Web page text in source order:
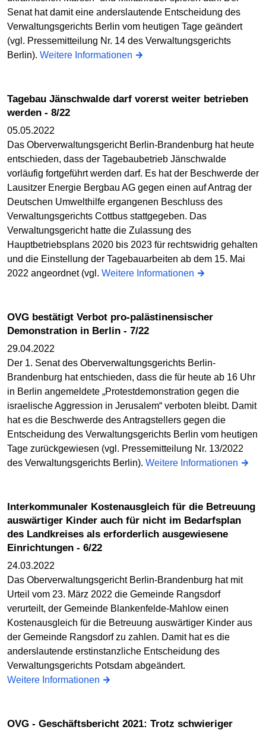
Senat hat damit eine anderslautende Entscheidung des
Verwaltungsgerichts Berlin vom heutigen Tage geändert
(vgl. Pressemitteilung Nr. 14 des Verwaltungsgerichts
Berlin). Weitere Informationen
Tagebau Jänschwalde darf vorerst weiter betrieben
werden - 8/22
05.05.2022
Das Oberverwaltungsgericht Berlin-Brandenburg hat heute
entschieden, dass der Tagebaubetrieb Jänschwalde
vorläufig fortgeführt werden darf. Es hat der Beschwerde der
Lausitzer Energie Bergbau AG gegen einen auf Antrag der
Deutschen Umwelthilfe ergangenen Beschluss des
Verwaltungsgerichts Cottbus stattgegeben. Das
Verwaltungsgericht hatte die Zulassung des
Hauptbetriebsplans 2020 bis 2023 für rechtswidrig gehalten
und die Einstellung der Tagebauarbeiten ab dem 15. Mai
2022 angeordnet (vgl. Weitere Informationen
OVG bestätigt Verbot pro-palästinensischer
Demonstration in Berlin - 7/22
29.04.2022
Der 1. Senat des Oberverwaltungsgerichts Berlin-
Brandenburg hat entschieden, dass die für heute ab 16 Uhr
in Berlin angemeldete „Protestdemonstration gegen die
israelische Aggression in Jerusalem“ verboten bleibt. Damit
hat es die Beschwerde des Antragstellers gegen die
Entscheidung des Verwaltungsgerichts Berlin vom heutigen
Tage zurückgewiesen (vgl. Pressemitteilung Nr. 13/2022
des Verwaltungsgerichts Berlin). Weitere Informationen
Interkommunaler Kostenausgleich für die Betreuung
auswärtiger Kinder auch für nicht im Bedarfsplan
des Landkreises als erforderlich ausgewiesene
Einrichtungen - 6/22
24.03.2022
Das Oberverwaltungsgericht Berlin-Brandenburg hat mit
Urteil vom 23. März 2022 die Gemeinde Rangsdorf
verurteilt, der Gemeinde Blankenfelde-Mahlow einen
Kostenausgleich für die Betreuung auswärtiger Kinder aus
der Gemeinde Rangsdorf zu zahlen. Damit hat es die
anderslautende erstinstanzliche Entscheidung des
Verwaltungsgerichts Potsdam abgeändert.
Weitere Informationen
OVG - Geschäftsbericht 2021: Trotz schwieriger